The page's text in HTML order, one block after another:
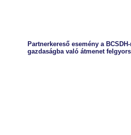
Partnerkereső esemény a
gazdaságba való átmenet